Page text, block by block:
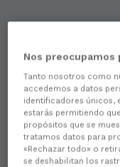
Nos preocupamos
Tanto nosotros como
accedemos a datos
identificadores únicos,
estarás permitiendo
propósitos que se
tratamos datos para
«Rechazar todo» o
se deshabilitan los